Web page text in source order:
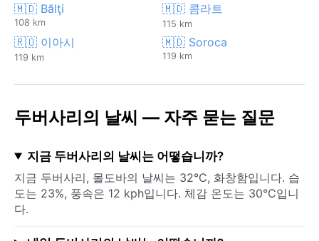
🇲🇩 Bălţi
108 km
🇲🇩 콤라트
115 km
🇷🇴 이아시
119 km
🇲🇩 Soroca
119 km
두버사리의 날씨 — 자주 묻는 질문
지금 두버사리의 날씨는 어떻습니까?
지금 두버사리, 몰도바의 날씨는 32°C, 화창함입니다. 습
도는 23%, 풍속은 12 kph입니다. 체감 온도는 30°C입니
다.